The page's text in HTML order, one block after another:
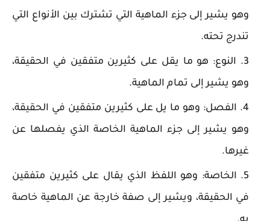
وهو يشير إلى جزء الماهية التي تشترك بين الأنواع التي
تندرج تحته.
النوع: هو ما يقل على كثيرين متفقين في الحقيقة،
وهو يشير إلى تمام الماهية.
الفصل: وهو ما يل على كثيرين متفقين في الحقيقة،
وهو يشير إلى جزء الماهية الخاصة الذي يفصلها عن
غيرها.
الخاصة: وهو اللفظ الذي يقال على كثيرين متفقين
في الحقيقة، ويشير إلى صفة خارجة عن الماهية خاصة